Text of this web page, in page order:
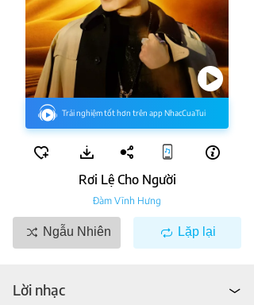
Trải nghiệm tốt hơn trên app NhacCuaTui
Rơi Lệ Cho Người
Đàm Vĩnh Hưng
Ngẫu Nhiên Lặp lại
Lời nhạc